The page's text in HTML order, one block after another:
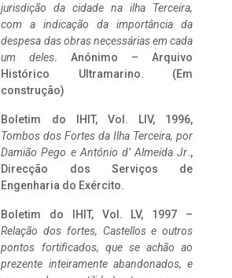
jurisdição da cidade na ilha Terceira,
com a indicação da importância da
despesa das obras necessárias em cada
um deles. Anónimo – Arquivo
Histórico Ultramarino. (Em
construção)
Boletim do IHIT, Vol. LIV, 1996,
Tombos dos Fortes da Ilha Terceira, por
Damião Pego e António d’ Almeida Jr.,
Direcção dos Serviços de
Engenharia do Exército.
Boletim do IHIT, Vol. LV, 1997 –
Relação dos fortes, Castellos e outros
pontos fortificados, que se achão ao
prezente inteiramente abandonados, e